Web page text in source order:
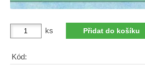
ks
Kód: